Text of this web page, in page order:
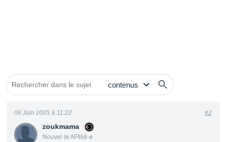
zoukmama
Nouvel·le AFfilié·e
06 Juin 2005 à 11:22 #2